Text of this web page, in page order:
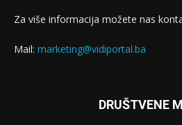
Za više informacija možete nas
Mail: marketing@vidiportal.ba
DRUŠTVENE